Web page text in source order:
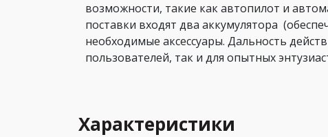
возможности, такие как автопилот и
поставки входят два аккумулятора
необходимые аксессуары. Дальность
пользователей, так и для опытных
Характеристики